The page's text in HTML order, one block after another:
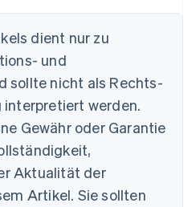
dient nur zu
und
sollte nicht als Rechts-
werden.
Gewähr oder Garantie
Aktualität der
Artikel. Sie sollten